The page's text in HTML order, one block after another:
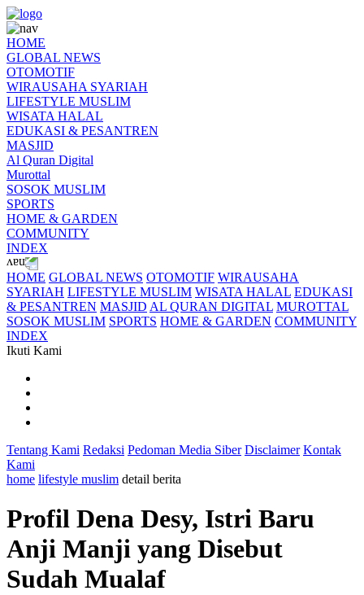
HOME
GLOBAL NEWS
OTOMOTIF
WIRAUSAHA SYARIAH
LIFESTYLE MUSLIM
WISATA HALAL
EDUKASI & PESANTREN
MASJID
Al Quran Digital
Murottal
SOSOK MUSLIM
SPORTS
HOME & GARDEN
COMMUNITY
INDEX
HOME GLOBAL NEWS OTOMOTIF WIRAUSAHA
SYARIAH LIFESTYLE MUSLIM WISATA HALAL EDUKASI
& PESANTREN MASJID AL QURAN DIGITAL MUROTTAL
SOSOK MUSLIM SPORTS HOME & GARDEN COMMUNITY
INDEX
Ikuti Kami
Tentang Kami Redaksi Pedoman Media Siber Disclaimer Kontak
Kami
home lifestyle muslim detail berita
Profil Dena Desy, Istri Baru
Anji Manji yang Disebut
Sudah Mualaf